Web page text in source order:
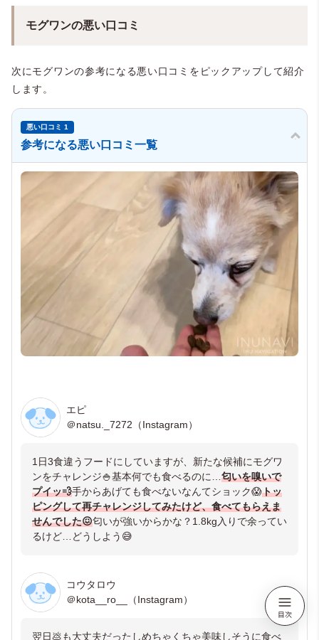
モグワンの悪い口コミ
次にモグワンの参考になる悪い口コミをピックアップして紹介
します。
悪い口コミ 1
参考になる悪い口コミ一覧
エピ
＠natsu._7272（Instagram）
1日3食違うフードにしていますが、新たな候補にモグワ
ンをチャレンジ🍚基本何でも食べるのに…匂いを嗅いで
プイッ💨手からあげても食べないなんてショック😱トッ
ピングして再チャレンジしてみたけど、食べてもらえま
せんでした😖匂いが強いからかな？1.8kg入りで余ってい
るけど…どうしよう😅
コウタロウ
＠kota__ro__（Instagram）
翌日💩も大丈夫だったしめちゃくちゃ美味しそうに食べ